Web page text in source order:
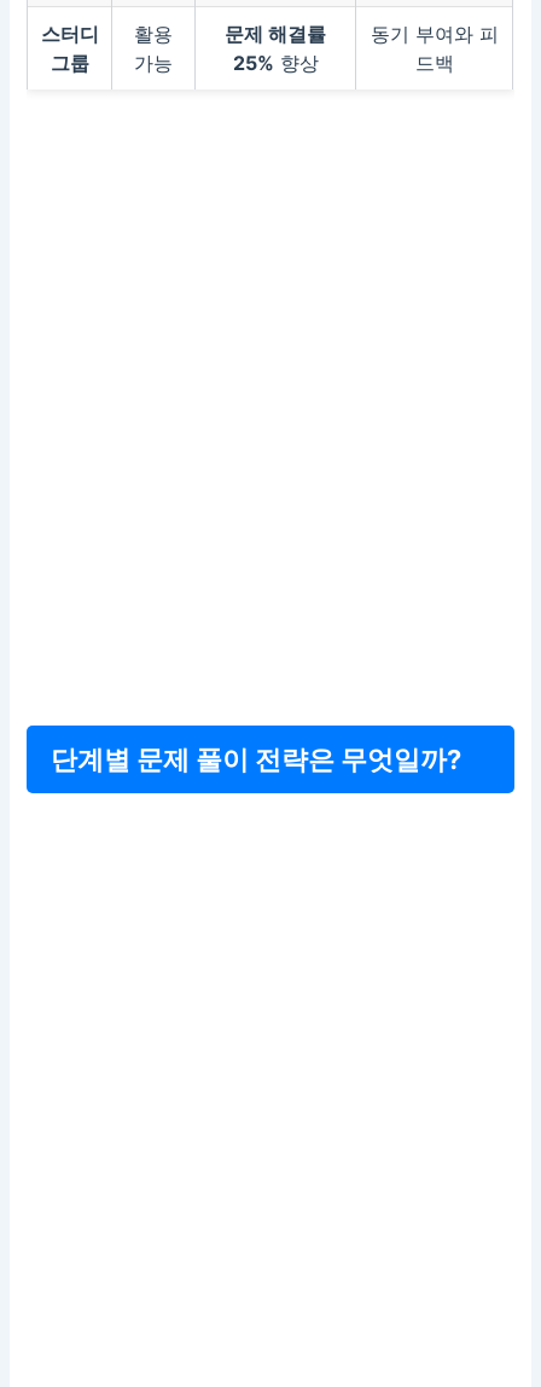
스터디
그룹
활용
가능
문제 해결률
25% 향상
동기 부여와 피
드백
단계별 문제 풀이 전략은 무엇일까?